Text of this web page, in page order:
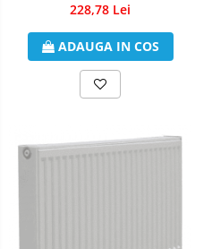
Aparate de Aer conditionat 18000
btu
Aparate de Aer conditionat 24000
Panouri solare
228,78 Lei
ADAUGA IN COS